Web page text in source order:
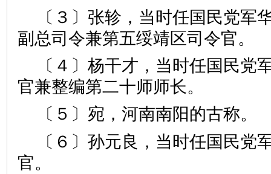
〔３〕张轸，当时任国民党军
副总司令兼第五绥靖区司令官。
〔４〕杨干才，当时任国民党
官兼整编第二十师师长。
〔５〕宛，河南南阳的古称。
〔６〕孙元良，当时任国民党
官。